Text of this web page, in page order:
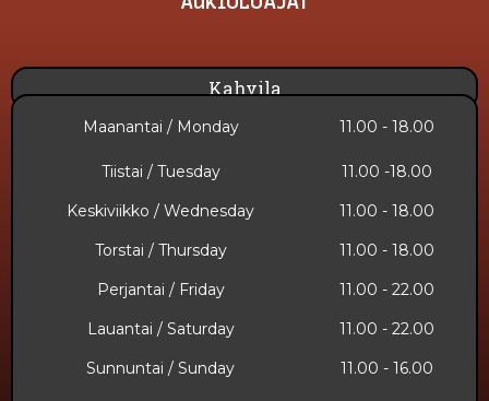
Kahvila
Maanantai / Monday 11.00 - 18.00
Tiistai / Tuesday
11.00 -18.00
Keskiviikko / Wednesday
11.00 - 18.00
Torstai / Thursday
11.00 - 18.00
Perjantai / Friday
11.00 - 22.00
Lauantai / Saturday
11.00 - 22.00
Sunnuntai​ / Sunday
11.00 - 16.00